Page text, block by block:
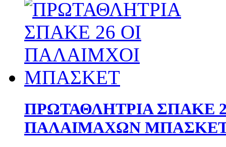
ΠΡΩΤΑΘΛΗΤΡΙΑ ΣΠΑΚΕ
ΠΑΛΑΙΜΑΧΩΝ